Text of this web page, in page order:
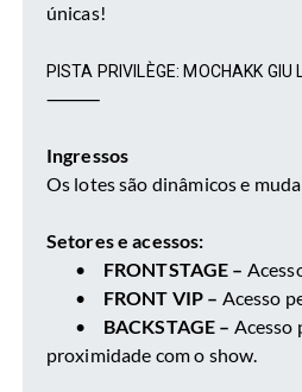
únicas!
PISTA PRIVILÈGE: MOCHAKK
⸻
Ingressos
Os lotes são dinâmicos e
Setores e acessos:
•
FRONTSTAGE –
•
FRONT VIP – Acesso
•
BACKSTAGE – Acesso
proximidade com o show.